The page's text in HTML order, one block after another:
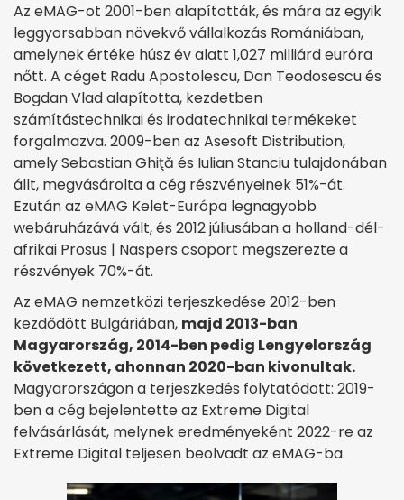
Az eMAG-ot 2001-ben alapították, és mára az egyik
leggyorsabban növekvő vállalkozás Romániában,
amelynek értéke húsz év alatt 1,027 milliárd euróra
nőtt. A céget Radu Apostolescu, Dan Teodosescu és
Bogdan Vlad alapította, kezdetben
számítástechnikai és irodatechnikai termékeket
forgalmazva. 2009-ben az Asesoft Distribution,
amely Sebastian Ghiţă és Iulian Stanciu tulajdonában
állt, megvásárolta a cég részvényeinek 51%-át.
Ezután az eMAG Kelet-Európa legnagyobb
webáruházává vált, és 2012 júliusában a holland-dél-
afrikai Prosus | Naspers csoport megszerezte a
részvények 70%-át.
Az eMAG nemzetközi terjeszkedése 2012-ben
kezdődött Bulgáriában, majd 2013-ban
Magyarország, 2014-ben pedig Lengyelország
következett, ahonnan 2020-ban kivonultak.
Magyarországon a terjeszkedés folytatódott: 2019-
ben a cég bejelentette az Extreme Digital
felvásárlását, melynek eredményeként 2022-re az
Extreme Digital teljesen beolvadt az eMAG-ba.